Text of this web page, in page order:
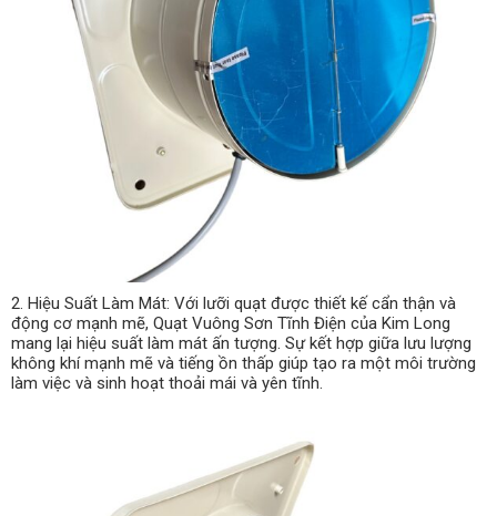
2. Hiệu Suất Làm Mát: Với lưỡi quạt được thiết kế cẩn thận và
động cơ mạnh mẽ, Quạt Vuông Sơn Tĩnh Điện của Kim Long
mang lại hiệu suất làm mát ấn tượng. Sự kết hợp giữa lưu lượng
không khí mạnh mẽ và tiếng ồn thấp giúp tạo ra một môi trường
làm việc và sinh hoạt thoải mái và yên tĩnh.